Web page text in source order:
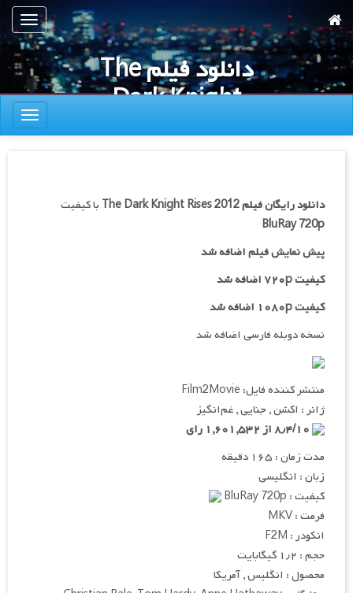
به
محتوای
اصلی
ناوبری
دانلود فیلم The
Dark Knight
Rises 2012
ناوبری
دانلود رایگان فیلمThe Dark Knight Rises 2012 با کیفیت
BluRay 720p
پیش نمایش فیلم اضافه شد
کیفیت ۷۲۰p اضافه شد
کیفیت ۱۰۸۰p اضافه شد
نسخه دوبله فارسی اضافه شد
منتشر کننده فایل: Film2Movie
ژانر : اکشن , جنایی , غم‌انگیز
مدت زمان : ۱۶۵ دقیقه
زبان : انگلیسی
کیفیت : BluRay 720p
فرمت : MKV
انکودر : F2M
حجم : ۱٫۲ گیگابایت
محصول : انگلیس , آمریکا